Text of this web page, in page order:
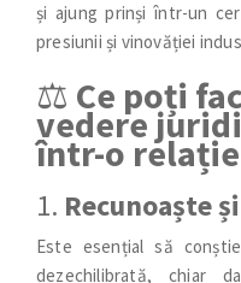
și ajung prinși într-un
presiunii și vinovăției
⚖️ Ce poți
vedere
într-o
1. Recunoaște
Este esențial să
dezechilibrată, chiar